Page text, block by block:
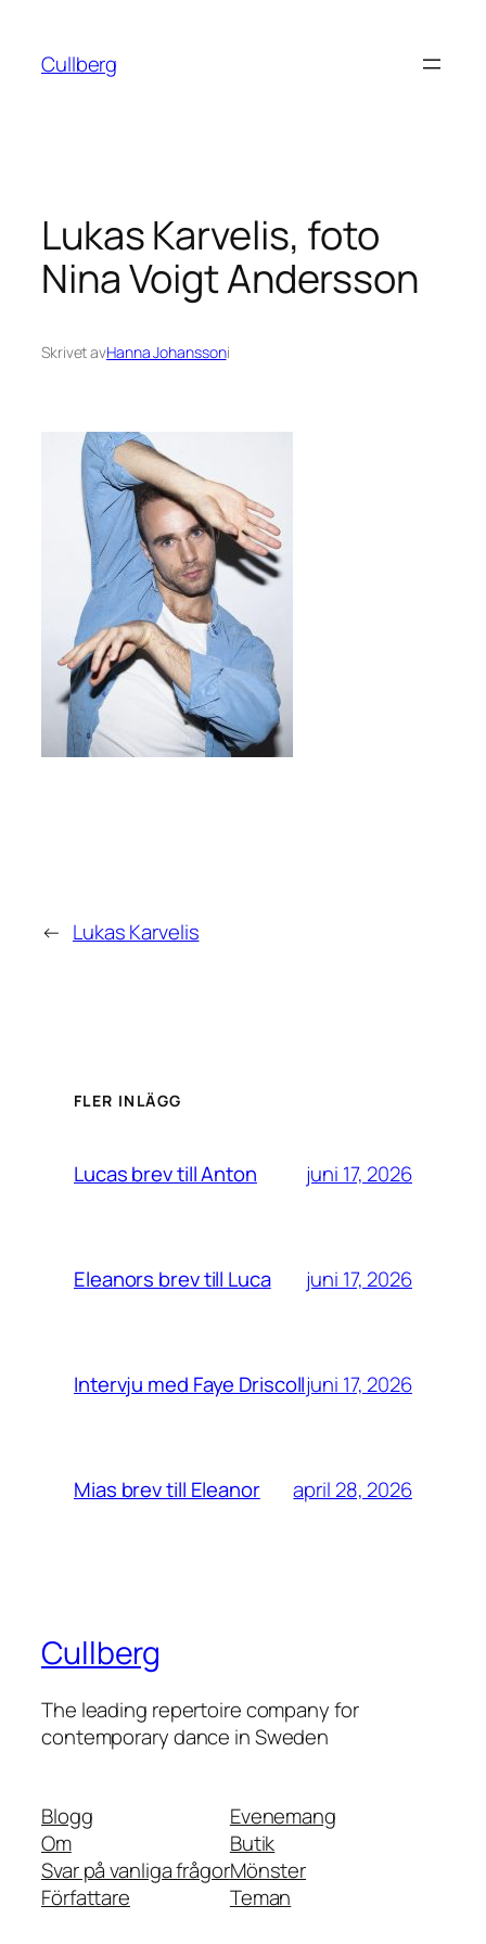
innehåll
Cullberg
Lukas Karvelis, foto
Nina Voigt Andersson
Skrivet avHanna Johanssoni
← Lukas Karvelis
FLER INLÄGG
Lucas brev till Anton juni 17, 2026
Eleanors brev till Luca juni 17, 2026
Intervju med Faye Driscolljuni 17, 2026
Mias brev till Eleanor april 28, 2026
Cullberg
The leading repertoire company for
contemporary dance in Sweden
Blogg
Om
Svar på vanliga frågor
Författare
Evenemang
Butik
Mönster
Teman